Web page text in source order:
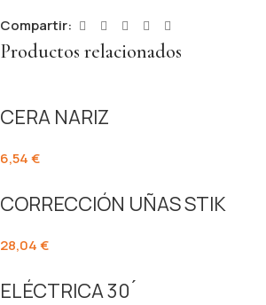
Compartir:
Productos relacionados
CERA NARIZ
6,54€
CORRECCIÓN UÑAS STIK
28,04€
ELÉCTRICA 30 ́